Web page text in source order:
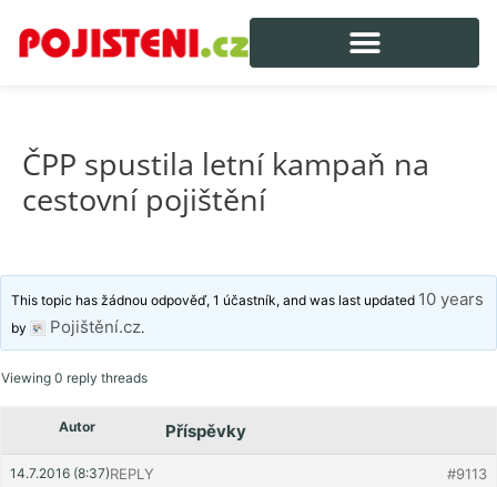
ČPP spustila letní kampaň na
cestovní pojištění
This topic has žádnou odpověď, 1 účastník, and was last updated 10 years
by Pojištění.cz.
Viewing 0 reply threads
Autor Příspěvky
14.7.2016 (8:37) #9113
REPLY